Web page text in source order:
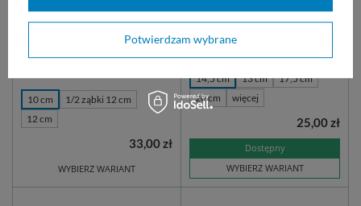
Kleszcze naczyniowe Baby
Mosquito wykonane ze stali
chirurgicznej. Do zamykania
10 cm
1/2 ząbki 12 cm
12 cm
WYBIERZ WARIANT
33,00 zł
do cięcia i rozcinania tkanek
podczas operacji chirurgicznych.
Wielokrotnego użytku, wykonane
14,5 cm 13 cm
17,5 cm
20 cm
więcej
Dostępny
WYBIERZ WARIANT
25,00 zł
Potwierdzam wybrane